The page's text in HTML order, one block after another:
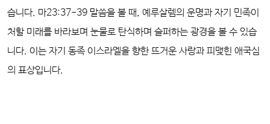
습니다. 마23:37-39 말씀을 볼 때, 예루살렘의 운명과 자기 민족이
처할 미래를 바라보며 눈물로 탄식하며 슬퍼하는 광경을 볼 수 있습
니다. 이는 자기 동족 이스라엘을 향한 뜨거운 사랑과 피맺힌 애국심
의 표상입니다.